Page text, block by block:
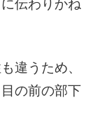
伝わりかね
違うため、
の前の部下